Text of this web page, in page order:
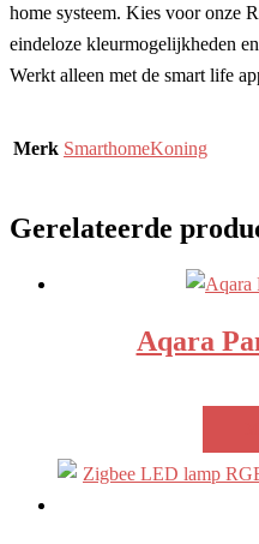
home systeem. Kies voor onze
eindeloze kleurmogelijkheden
Werkt alleen met de smart life
Merk SmarthomeKoning
Gerelateerde
Aqara